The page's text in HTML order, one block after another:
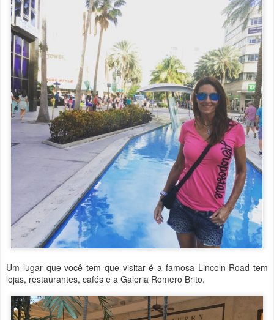
Um lugar que você tem que visitar é a famosa Lincoln Road tem
lojas, restaurantes, cafés e a Galeria Romero Brito.